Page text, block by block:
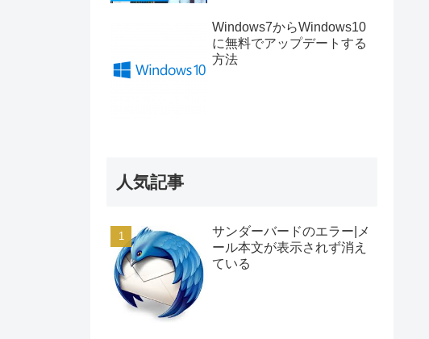
Windows7からWindows10
に無料でアップデートする
方法
人気記事
サンダーバードのエラー|メ
ール本文が表示されず消え
ている